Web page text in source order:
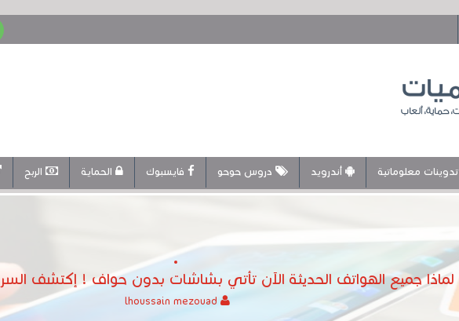
تدوينات معلوماتية أندرويد دروس حوحو فايسبوك الحماية الربح
لماذا جميع الهواتف الحديثة الآن تأتي بشاشات بدون حواف ! إكتشف السر